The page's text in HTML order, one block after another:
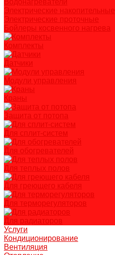
Водонагреватели
Электрические накопительные
Электрические проточные
Бойлеры косвенного нагрева
Комплекты
Датчики
Модули управления
Краны
Защита от потопа
Для сплит-систем
Для обогревателей
Для теплых полов
Для греющего кабеля
Для терморегуляторов
Для радиаторов
Услуги
Кондиционирование
Вентиляция